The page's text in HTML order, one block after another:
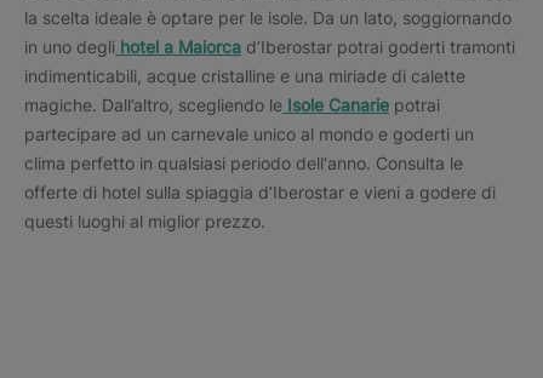
la scelta ideale è optare per le isole. Da un lato, soggiornando
in uno degli hotel a Maiorca d’Iberostar potrai goderti tramonti
indimenticabili, acque cristalline e una miriade di calette
magiche. Dall’altro, scegliendo le Isole Canarie potrai
partecipare ad un carnevale unico al mondo e goderti un
clima perfetto in qualsiasi periodo dell'anno. Consulta le
offerte di hotel sulla spiaggia d’Iberostar e vieni a godere di
questi luoghi al miglior prezzo.